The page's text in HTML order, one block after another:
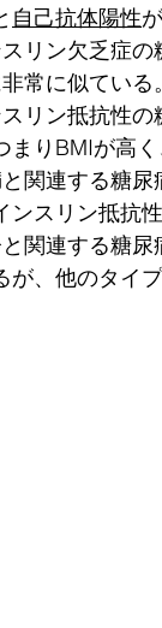
自己抗体陽性
リン欠乏症
常に似ている
リン抵抗性
りBMIが高く
関連する糖
スリン抵抗
関連する糖
、他のタイ